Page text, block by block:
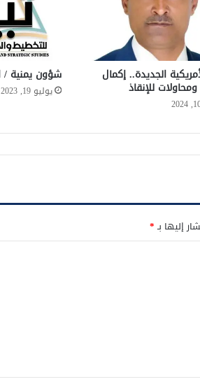
الجديدة.. إكمال
للإنقاذ
شؤون يمنية /
يوليو 19, 2023
إليها بـ*